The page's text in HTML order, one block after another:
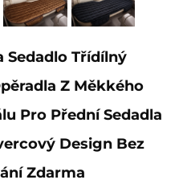
Sedadlo Třídílný
Z Měkkého
Pro Přední Sedadla
Design Bez
Zdarma